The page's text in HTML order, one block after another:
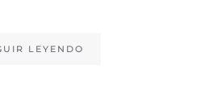
LEYENDO